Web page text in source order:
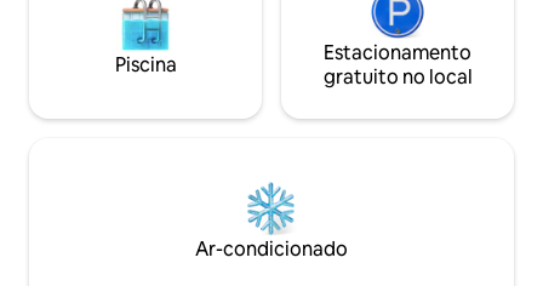
Piscina
Estacionamento
gratuito no local
Ar-condicionado